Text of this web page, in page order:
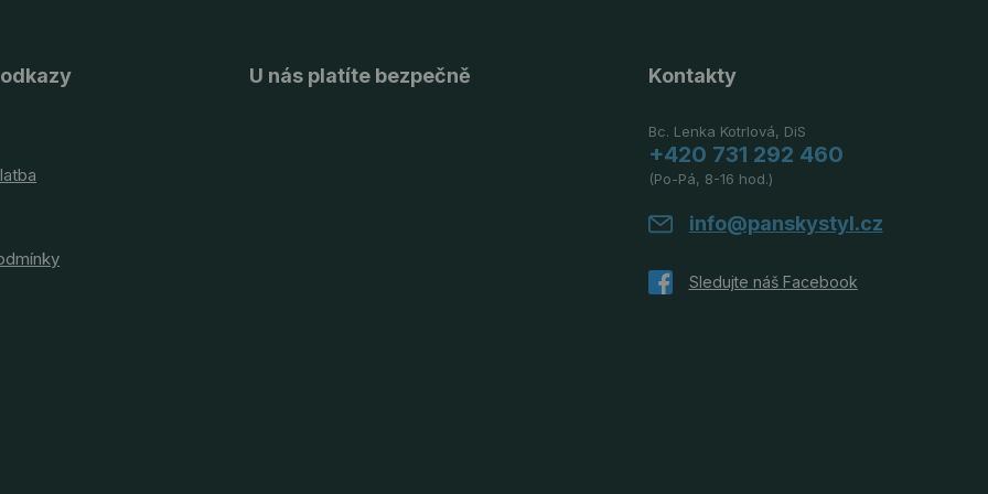
U nás platíte bezpečně Kontakty
Bc. Lenka Kotrlová, DiS
+420 731 292 460
(Po-Pá, 8-16 hod.)
info@panskystyl.cz